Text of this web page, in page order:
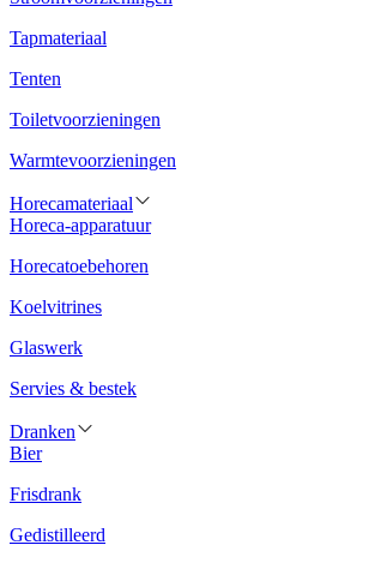
Tapmateriaal
Tenten
Toiletvoorzieningen
Warmtevoorzieningen
Horecamateriaal
Horeca-apparatuur
Horecatoebehoren
Koelvitrines
Glaswerk
Servies & bestek
Dranken
Bier
Frisdrank
Gedistilleerd